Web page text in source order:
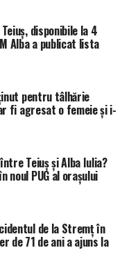
disponibile la 4
Alba a publicat lista
pentru tâlhărie
fi agresat o femeie și i-
Teiuș și Alba Iulia?
noul PUG al orașului
de la Stremț în
de 71 de ani a ajuns la